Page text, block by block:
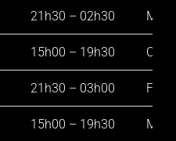
21h30 – 02h30
15h00 – 19h30
21h30 – 03h00
15h00 – 19h30